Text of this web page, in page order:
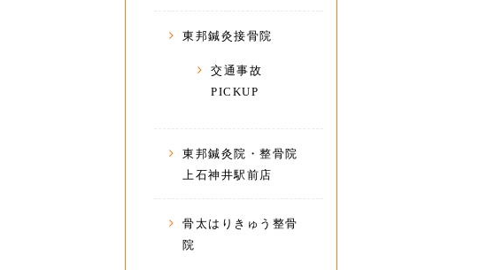
東邦鍼灸接骨院
交通事故
PICKUP
東邦鍼灸院・整骨院
上石神井駅前店
骨太はりきゅう整骨
院